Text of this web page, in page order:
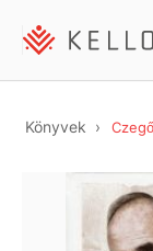
Könyvek